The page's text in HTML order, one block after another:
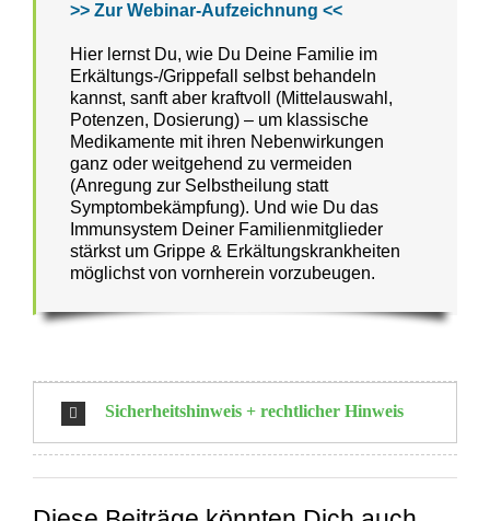
>> Zur Webinar-Aufzeichnung <<
Hier lernst Du, wie Du Deine Familie im
Erkältungs-/Grippefall selbst behandeln
kannst, sanft aber kraftvoll (Mittelauswahl,
Potenzen, Dosierung) – um klassische
Medikamente mit ihren Nebenwirkungen
ganz oder weitgehend zu vermeiden
(Anregung zur Selbstheilung statt
Symptombekämpfung). Und wie Du das
Immunsystem Deiner Familienmitglieder
stärkst um Grippe & Erkältungskrankheiten
möglichst von vornherein vorzubeugen.
Sicherheitshinweis + rechtlicher Hinweis